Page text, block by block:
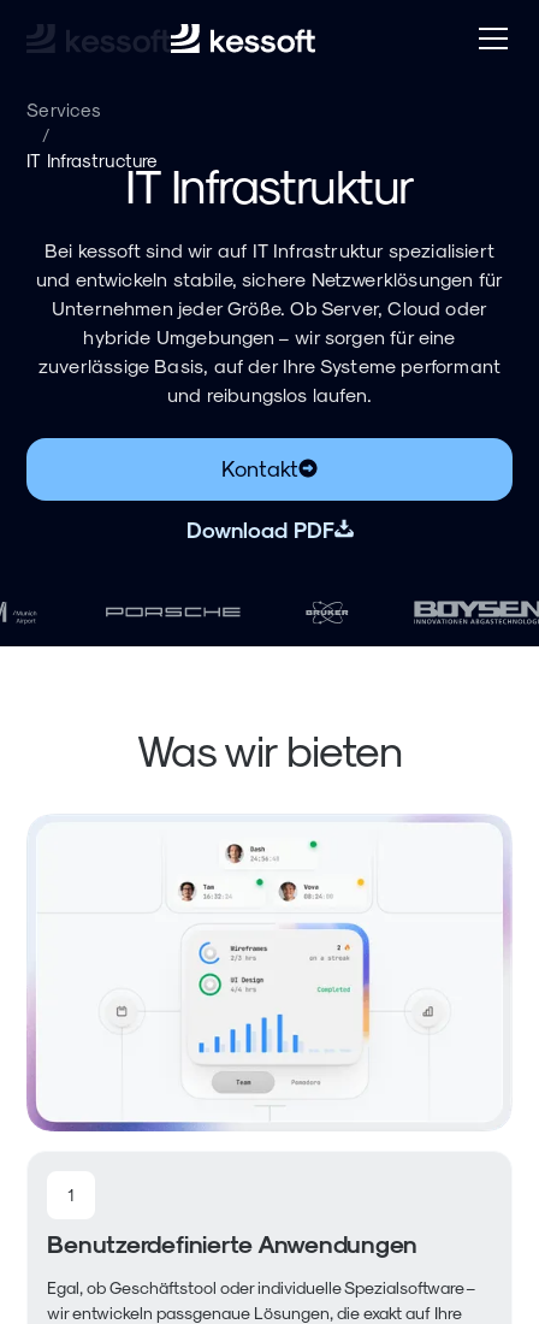
Services
/
IT InfrastructureIT Infrastruktur
Bei kessoft sind wir auf IT Infrastruktur spezialisiert
und entwickeln stabile, sichere Netzwerklösungen für
Unternehmen jeder Größe. Ob Server, Cloud oder
hybride Umgebungen – wir sorgen für eine
zuverlässige Basis, auf der Ihre Systeme performant
und reibungslos laufen.
Kontakt
Download PDF
Was wir bieten
1
Benutzerdefinierte Anwendungen
Egal, ob Geschäftstool oder individuelle Spezialsoftware –
wir entwickeln passgenaue Lösungen, die exakt auf Ihre